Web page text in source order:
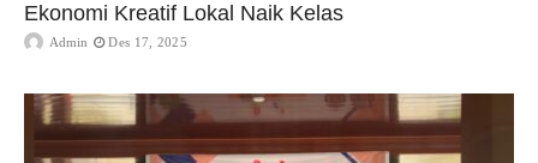
Ekonomi Kreatif Lokal Naik Kelas
Admin Des 17, 2025